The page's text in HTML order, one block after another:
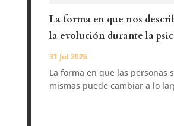
La forma en que nos
la evolución durante la
31 Jul 2026
La forma en que las personas
mismas puede cambiar a lo